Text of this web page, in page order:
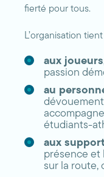
fierté pour tous.
L’organisation
aux joueurs
passion
au
étudiants-
aux
présence et
sur la route,